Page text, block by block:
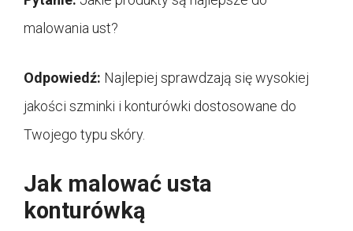
malowania ust?
Odpowiedź: Najlepiej sprawdzają się wysokiej
jakości szminki i konturówki dostosowane do
Twojego typu skóry.
Jak malować usta
konturówką